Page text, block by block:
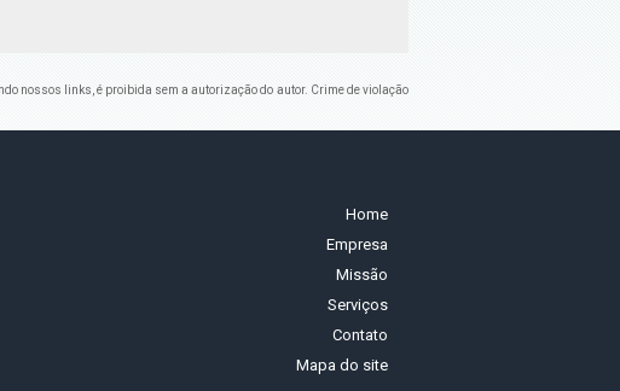
nossos links, é proibida sem a autorização do autor. Crime de violação
Home
Empresa
Missão
Serviços
Contato
Mapa do site